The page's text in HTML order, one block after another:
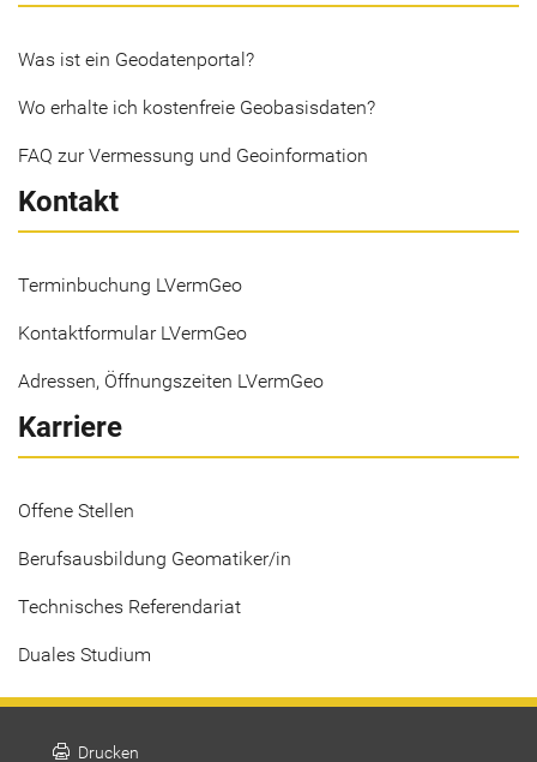
Was ist ein Geodatenportal?
Wo erhalte ich kostenfreie Geobasisdaten?
FAQ zur Vermessung und Geoinformation
Kontakt
Terminbuchung LVermGeo
Kontaktformular LVermGeo
Adressen, Öffnungszeiten LVermGeo
Karriere
Offene Stellen
Berufsausbildung Geomatiker/in
Technisches Referendariat
Duales Studium
print Drucken